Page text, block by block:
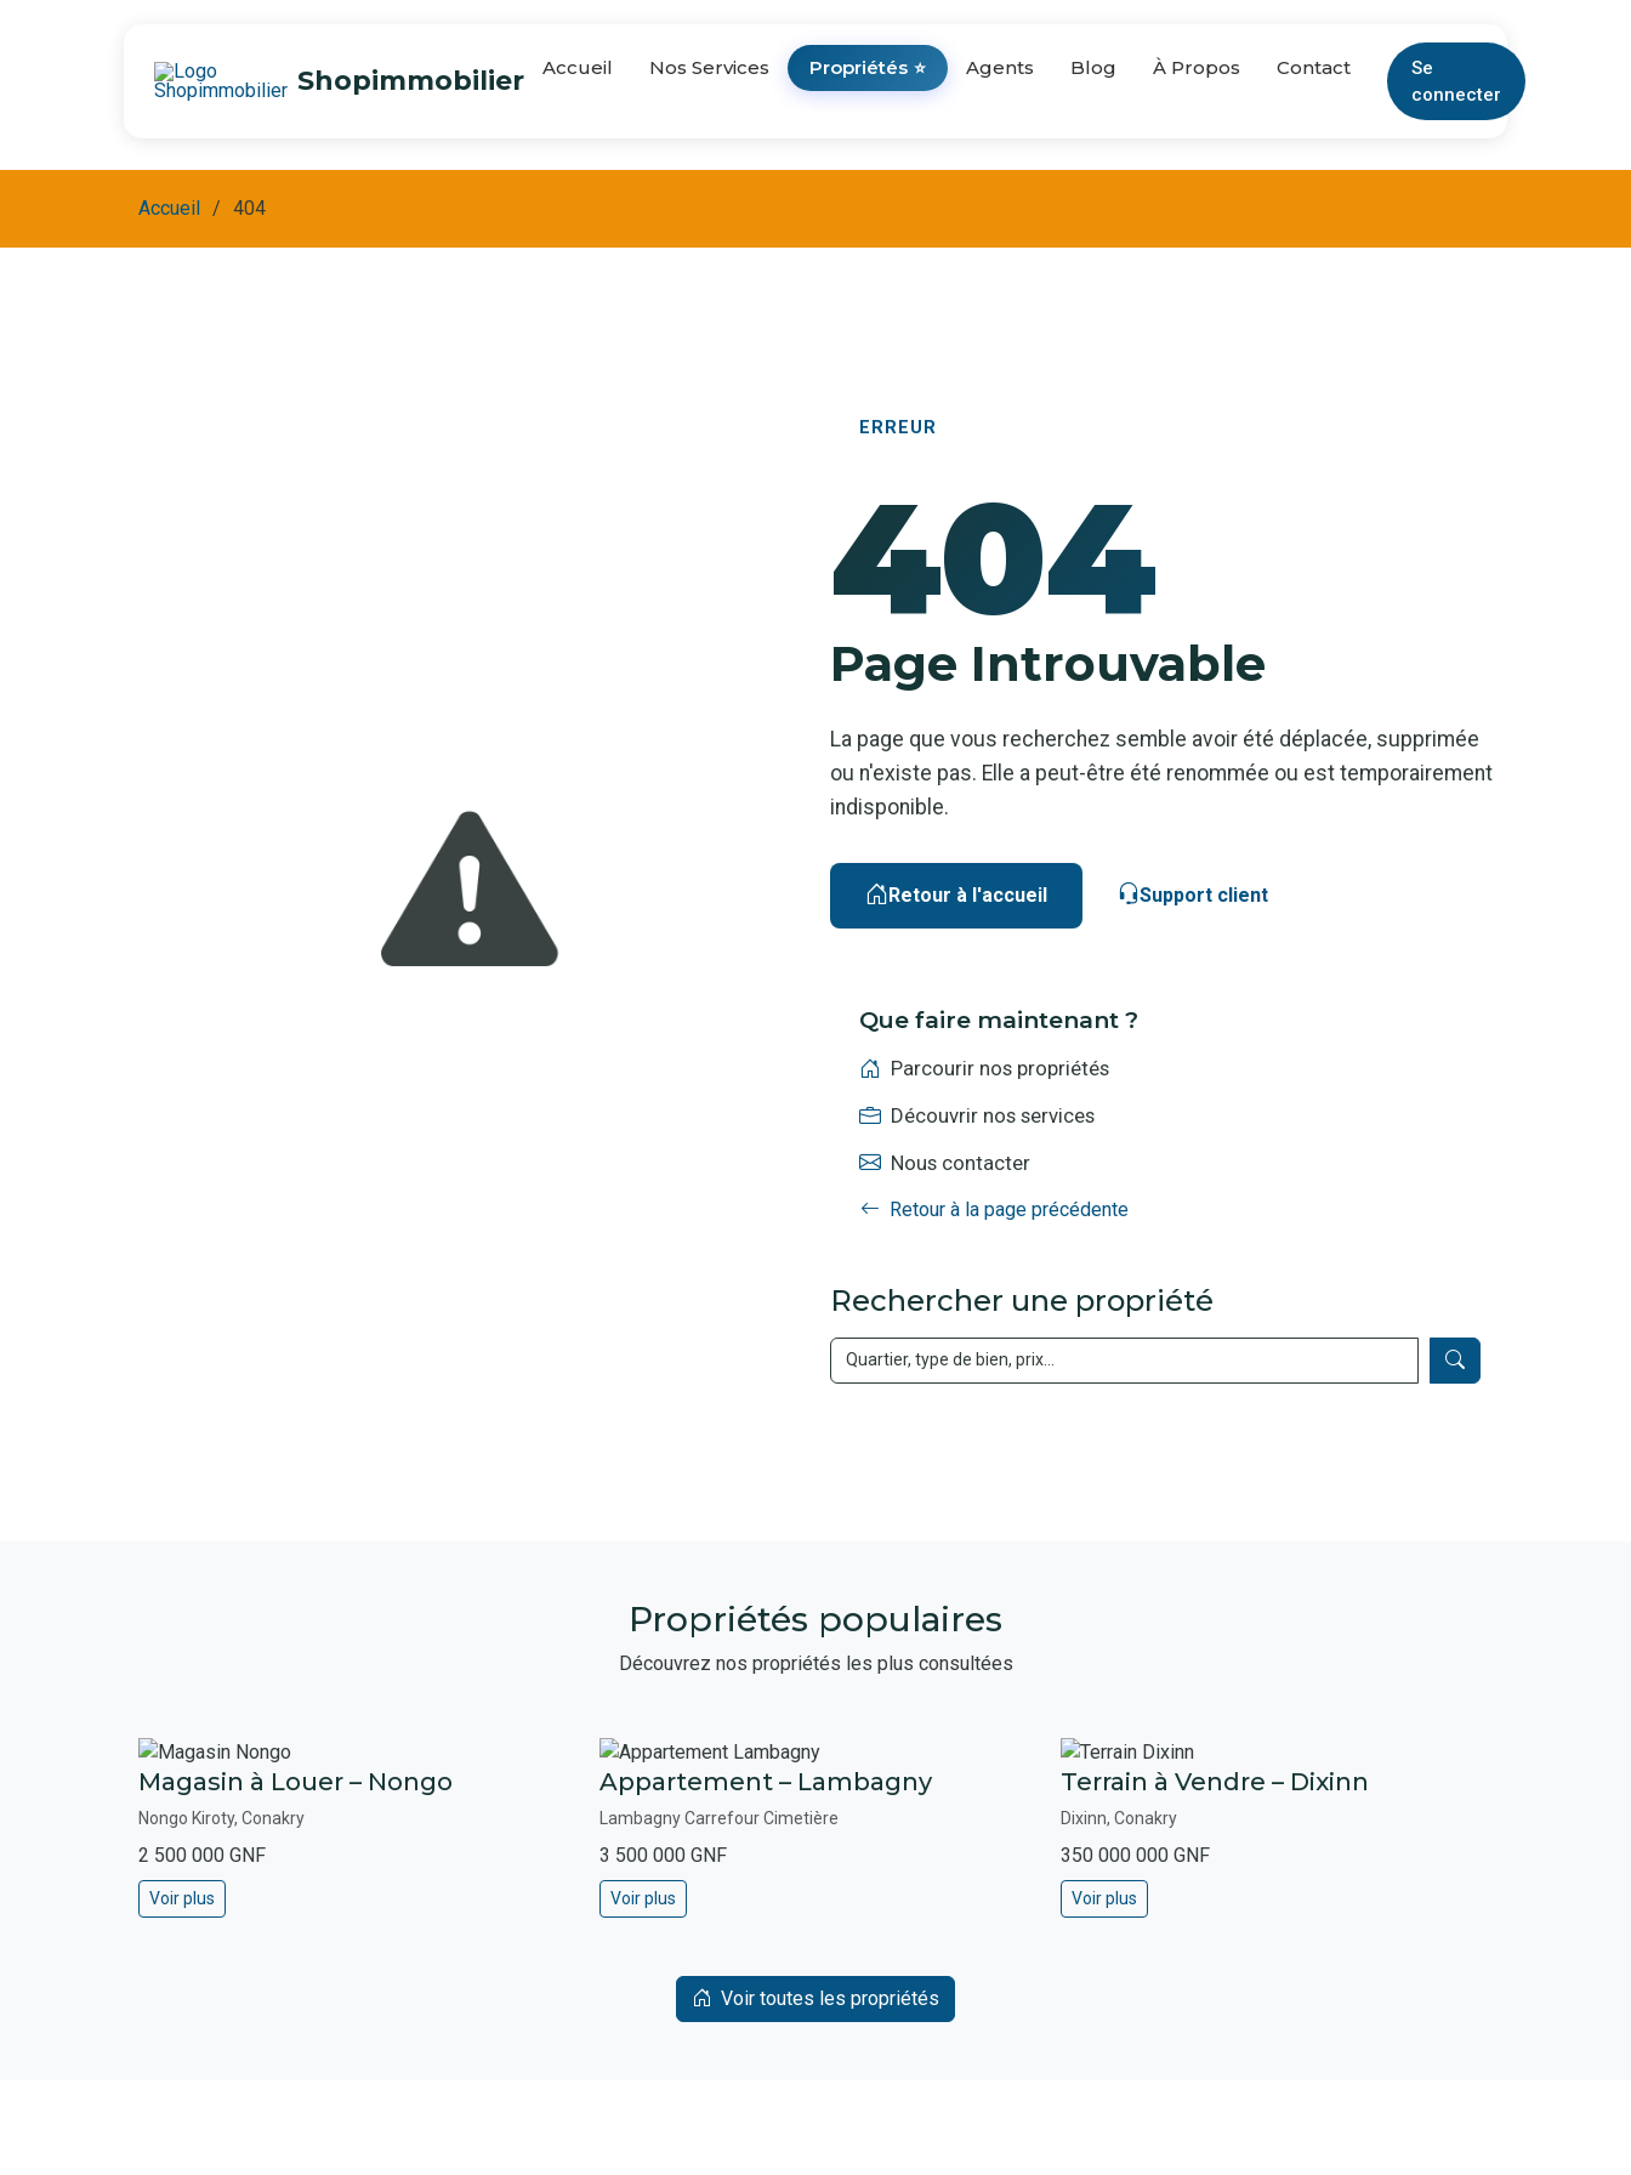
Shopimmobilier Accueil Nos Services Propriétés ⭐ Agents Blog À Propos Contact
Se
connecter
Accueil 404
ERREUR
404
Page Introuvable
La page que vous recherchez semble avoir été déplacée, supprimée
ou n'existe pas. Elle a peut-être été renommée ou est temporairement
indisponible.
Retour à l'accueil Support client
Que faire maintenant ?
Parcourir nos propriétés
Découvrir nos services
Nous contacter
Retour à la page précédente
Rechercher une propriété
Propriétés populaires
Découvrez nos propriétés les plus consultées
Magasin à Louer – Nongo
Nongo Kiroty, Conakry
2 500 000 GNF
Voir plus
Appartement – Lambagny
Lambagny Carrefour Cimetière
3 500 000 GNF
Voir plus
Terrain à Vendre – Dixinn
Dixinn, Conakry
350 000 000 GNF
Voir plus
Voir toutes les propriétés